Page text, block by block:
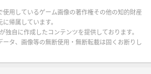
使用しているゲーム画像の著作権その他の知的財産
帰属しています。
独自に作成したコンテンツを提供しております。
ータ、画像等の無断使用・無断転載は固くお断りし